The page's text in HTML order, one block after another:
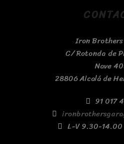
Iron Brothers
C/ Rotonda de
Nave
28806 Alcalá de
91 017
L-V 9.30-